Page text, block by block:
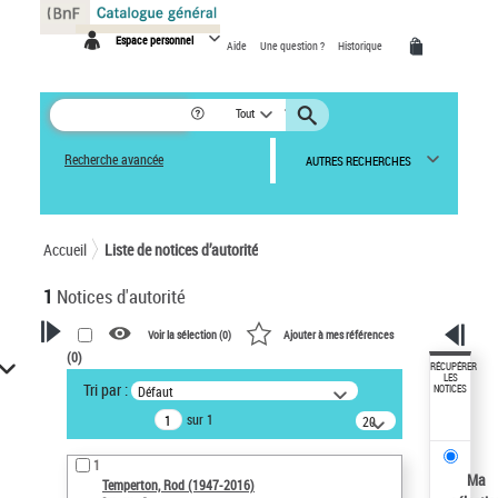
Espace personnel Aide Une question ? Historique
Tout
Recherche avancée AUTRES RECHERCHES
Accueil Liste de notices d’autorité
1 Notices d'autorité
VOTRE RECHERCHE
Recherche avancée dans les
notices d’autorité
Œuvres liées à l'auteur :
Temperton, Rod (1947-2016)
Voir la sélection (0) Ajouter à mes références
(0)
Tri par : Défaut
sur 1
20
résultats/page
1
Temperton, Rod (1947-2016)
RÉCUPÉRER
LES
NOTICES
Ma
Panneau de gestion des cookies